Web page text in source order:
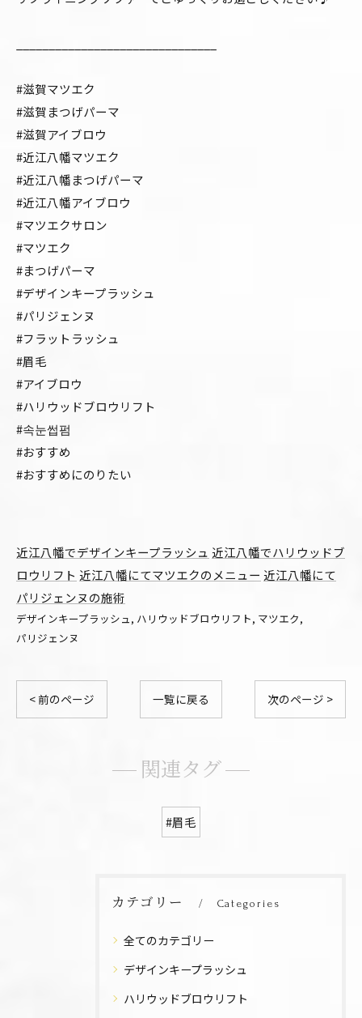
#滋賀マツエク
#滋賀まつげパーマ
#滋賀アイブロウ
#近江八幡マツエク
#近江八幡まつげパーマ
#近江八幡アイブロウ
#マツエクサロン
#マツエク
#まつげパーマ
#デザインキープラッシュ
#パリジェンヌ
#フラットラッシュ
#眉毛
#アイブロウ
#ハリウッドブロウリフト
#속눈썹펌
#おすすめ
#おすすめにのりたい
近江八幡でデザインキープラッシュ 近江八幡でハリウッドブ
ロウリフト 近江八幡にてマツエクのメニュー 近江八幡にて
パリジェンヌの施術
デザインキープラッシュ ハリウッドブロウリフト マツエク
パリジェンヌ
< 前のページ 一覧に戻る 次のページ >
関連タグ
#眉毛
カテゴリー Categories
全てのカテゴリー
デザインキープラッシュ
ハリウッドブロウリフト